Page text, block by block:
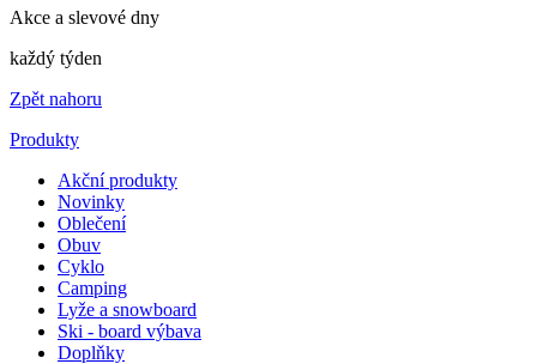
Akce a slevové dny
každý týden
Zpět nahoru
Produkty
Akční produkty
Novinky
Oblečení
Obuv
Cyklo
Camping
Lyže a snowboard
Ski - board výbava
Doplňky